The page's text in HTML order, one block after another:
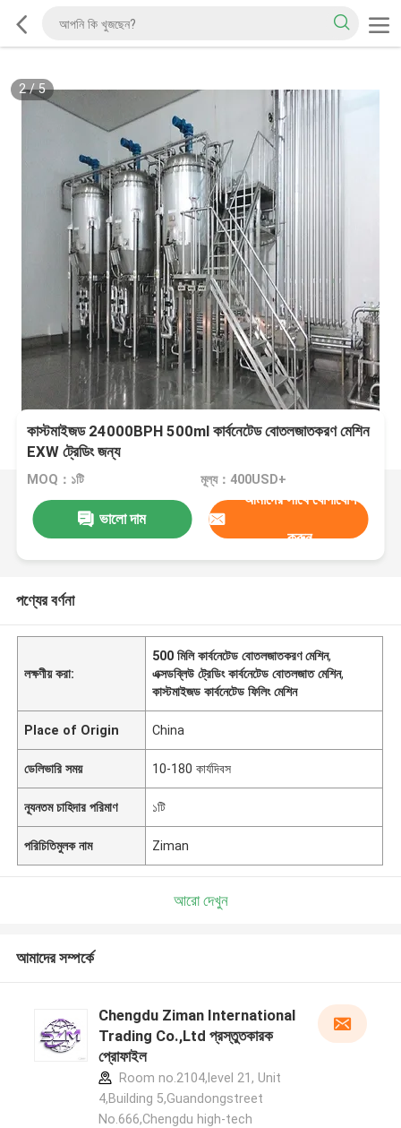
2/5
কাস্টমাইজড 24000BPH 500ml কার্বনেটেড বোতলজাতকরণ মেশিন
EXW ট্রেডিং জন্য
MOQ：১টি মূল্য：400USD+
ভালো দাম
আমাদের সাথে যোগাযোগ
করুন
পণ্যের বর্ণনা
লক্ষণীয় করা:
500 মিলি কার্বনেটেড বোতলজাতকরণ মেশিন,
এক্সডব্লিউ ট্রেডিং কার্বনেটেড বোতলজাত মেশিন,
কাস্টমাইজড কার্বনেটেড ফিলিং মেশিন
Place of Origin China
ডেলিভারি সময় 10-180 কার্যদিবস
ন্যূনতম চাহিদার পরিমাণ ১টি
পরিচিতিমুলক নাম Ziman
আরো দেখুন
আমাদের সম্পর্কে
Chengdu Ziman International
Trading Co.,Ltd প্রস্তুতকারক
প্রোফাইল
Room no.2104,level 21, Unit
4,Building 5,Guandongstreet
No.666,Chengdu high-tech